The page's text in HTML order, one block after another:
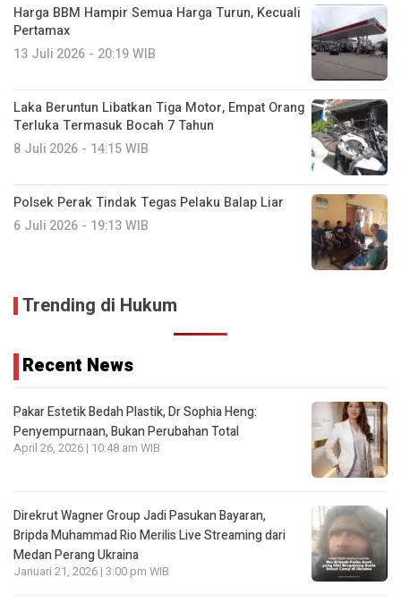
Harga BBM Hampir Semua Harga Turun, Kecuali
Pertamax
13 Juli 2026 - 20:19 WIB
Laka Beruntun Libatkan Tiga Motor, Empat Orang
Terluka Termasuk Bocah 7 Tahun
8 Juli 2026 - 14:15 WIB
Polsek Perak Tindak Tegas Pelaku Balap Liar
6 Juli 2026 - 19:13 WIB
Trending di Hukum
Recent News
Pakar Estetik Bedah Plastik, Dr Sophia Heng:
Penyempurnaan, Bukan Perubahan Total
April 26, 2026 | 10:48 am WIB
Direkrut Wagner Group Jadi Pasukan Bayaran,
Bripda Muhammad Rio Merilis Live Streaming dari
Medan Perang Ukraina
Januari 21, 2026 | 3:00 pm WIB